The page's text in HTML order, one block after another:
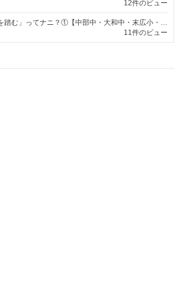
12件のビュー
11件のビュー